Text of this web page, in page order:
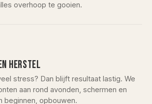
overhoop te gooien.
HERSTEL
stress? Dan blijft resultaat lastig. We
aan rond avonden, schermen en
beginnen, opbouwen.